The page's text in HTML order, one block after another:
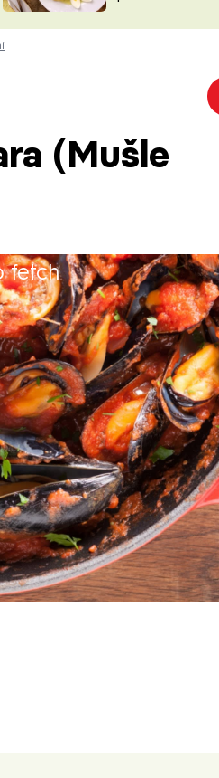
VYCHYTÁVKY
(Mušle
fetch
30 minut